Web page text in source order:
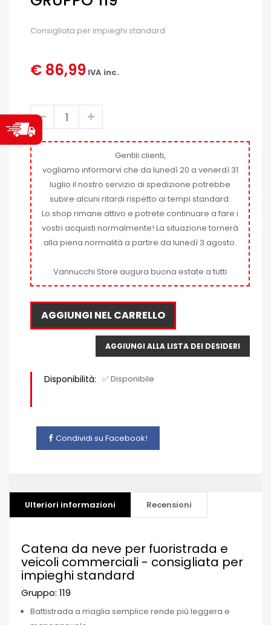
Consigliata per impieghi standard
€ 86,99 IVA inc.
Gentili clienti,
vogliamo informarvi che da lunedì 20 a venerdì 31
luglio il nostro servizio di spedizione potrebbe
subire alcuni ritardi rispetto ai tempi standard.
Lo shop rimane attivo e potrete continuare a fare i
vostri acquisti normalmente! La situazione tornerà
alla piena normalità a partire da lunedì 3 agosto.
Vannucchi Store augura buona estate a tutti
AGGIUNGI NEL CARRELLO
AGGIUNGI ALLA LISTA DEI DESIDERI
Disponibilità: ✅ Disponibile
Condividi su Facebook!
Ulteriori informazioni Recensioni
Catena da neve per fuoristrada e
veicoli commerciali - consigliata per
impieghi standard
Gruppo: 119
Battistrada a maglia semplice rende più leggera e